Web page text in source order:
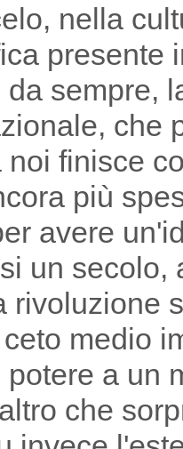
nella
presente
sempre,
che
finisce
più
avere
un secolo,
rivoluzione
medio
a un
che